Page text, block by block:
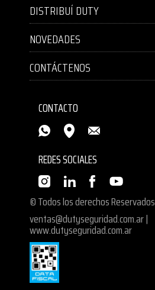
DISTRIBUÍ DUTY
NOVEDADES
CONTÁCTENOS
CONTACTO
REDES SOCIALES
© Todos los derechos Reservados
ventas@dutyseguridad.com.ar|
www.dutyseguridad.com.ar